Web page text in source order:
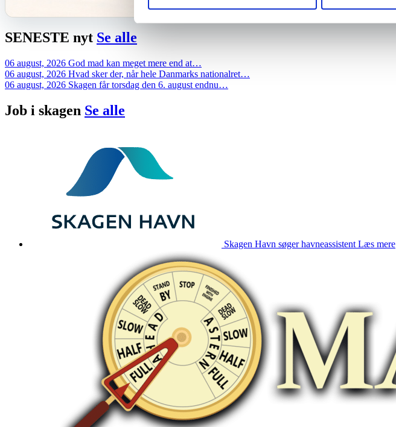
SENESTE nyt Se alle
06 august, 2026 God mad kan meget mere end at…
06 august, 2026 Hvad sker der, når hele Danmarks nationalret…
06 august, 2026 Skagen får torsdag den 6. august endnu…
Job i skagen Se alle
Skagen Havn søger havneassistent Læs mere